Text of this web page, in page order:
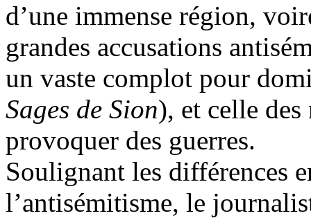
d’une immense région,
grandes accusations
un vaste complot pour
Sages de Sion), et celle des
provoquer des guerres.
Soulignant les différences
l’antisémitisme, le